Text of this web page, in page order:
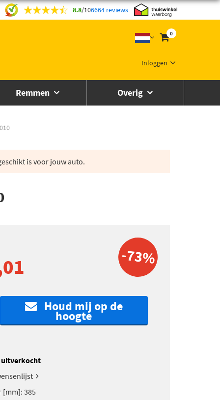
8.8/106664 reviews
0
Inloggen
Remmen Overig
is voor jouw auto.
-73%
Houd mij op de
hoogte
[mm]: 385